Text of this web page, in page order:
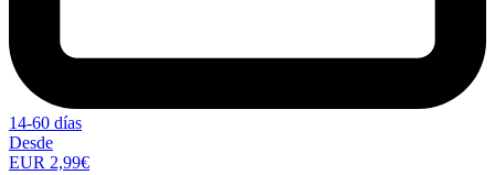
14-60 días
Desde
EUR 2,99€